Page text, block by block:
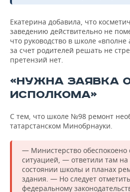
Екатерина добавила, что
заведению действительно не
что руководство в школе
за счет родителей решать не
претензий нет.
«НУЖНА ЗАЯВКА
ИСПОЛКОМА»
С тем, что школе №98 ремонт
татарстанском Минобрнауки.
— Министерство
ситуацией, — ответили там
состоянии школы и планах
здания. — Но следует
федеральному